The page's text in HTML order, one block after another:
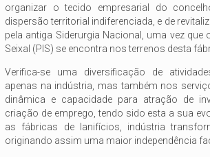
organizar o tecido empresarial do
dispersão territorial indiferenciada, e de
pela antiga Siderurgia Nacional, uma vez que
Seixal (PIS) se encontra nos terrenos desta
Verifica-se uma diversificação de
apenas na indústria, mas também nos
dinâmica e capacidade para atração de
criação de emprego, tendo sido esta a sua
as fábricas de lanifícios, indústria
originando assim uma maior independência